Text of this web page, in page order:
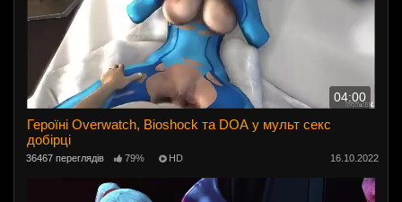
04:00
Героїні Overwatch, Bioshock та DOA у мульт секс
добірці
36467 переглядів 79% HD 16.10.2022